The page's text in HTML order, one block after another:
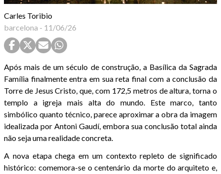
Carles Toribio
barcelona - 11/06/26
Após mais de um século de construção, a Basílica da Sagrada
Família finalmente entra em sua reta final com a conclusão da
Torre de Jesus Cristo, que, com 172,5 metros de altura, torna o
templo a igreja mais alta do mundo. Este marco, tanto
simbólico quanto técnico, parece aproximar a obra da imagem
idealizada por Antoni Gaudí, embora sua conclusão total ainda
não seja uma realidade concreta.
A nova etapa chega em um contexto repleto de significado
histórico: comemora-se o centenário da morte do arquiteto e,